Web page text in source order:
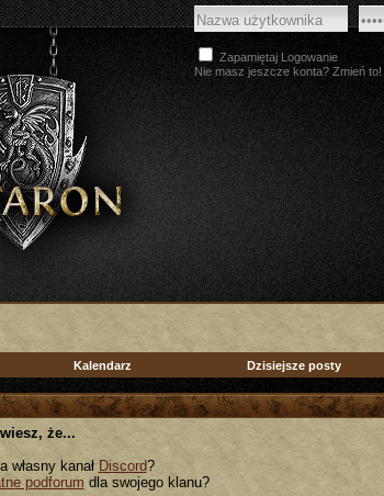
Zapamiętaj Logowanie
Nie masz jeszcze konta? Zmień to!
Kalendarz Dzisiejsze posty
że...
własny kanał Discord?
podforum dla swojego klanu?